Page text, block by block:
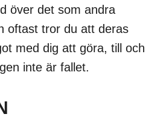
över det som andra
oftast tror du att deras
med dig att göra, till och
inte är fallet.